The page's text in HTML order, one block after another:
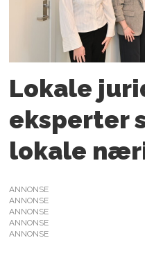
ingrid
snekvik
Lokale
eksperter
lokale
ANNONSE
ANNONSE
ANNONSE
ANNONSE
ANNONSE